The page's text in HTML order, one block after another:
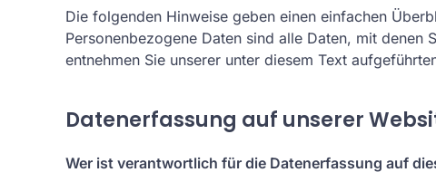
Die folgenden Hinweise geben einen einfachen
Personenbezogene Daten sind alle Daten, mit
entnehmen Sie unserer unter diesem Text
Datenerfassung auf unserer
Wer ist verantwortlich für die Datenerfassung auf